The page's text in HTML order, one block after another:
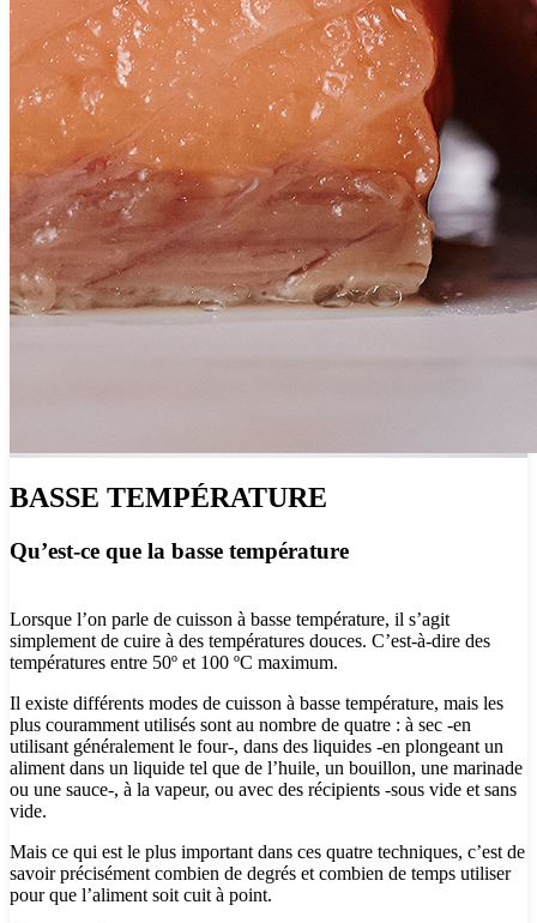
BASSE TEMPÉRATURE
Qu’est-ce que la basse température
Lorsque l’on parle de cuisson à basse température, il s’agit
simplement de cuire à des températures douces. C’est-à-dire des
températures entre 50º et 100 ºC maximum.
Il existe différents modes de cuisson à basse température, mais les
plus couramment utilisés sont au nombre de quatre : à sec -en
utilisant généralement le four-, dans des liquides -en plongeant un
aliment dans un liquide tel que de l’huile, un bouillon, une marinade
ou une sauce-, à la vapeur, ou avec des récipients -sous vide et sans
vide.
Mais ce qui est le plus important dans ces quatre techniques, c’est de
savoir précisément combien de degrés et combien de temps utiliser
pour que l’aliment soit cuit à point.